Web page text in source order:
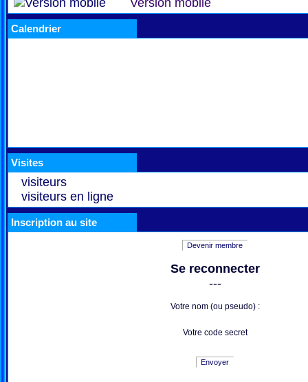
Version mobile
Calendrier
Visites
visiteurs
visiteurs en ligne
Inscription au site
Devenir membre
Se reconnecter
---
Votre nom (ou pseudo) :
Votre code secret
Envoyer